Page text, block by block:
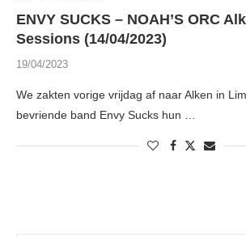
ENVY SUCKS – NOAH’S ORC
Sessions (14/04/2023)
19/04/2023
We zakten vorige vrijdag af naar Alken in
bevriende band Envy Sucks hun …